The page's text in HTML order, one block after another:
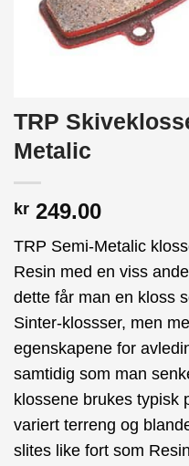
TRP
Metalic
kr 249.00
TRP Semi-Metalic
Resin med en viss
dette får man en kloss
Sinter-klossser, men
egenskapene for
samtidig som man
klossene brukes typisk
variert terreng og
slites like fort som